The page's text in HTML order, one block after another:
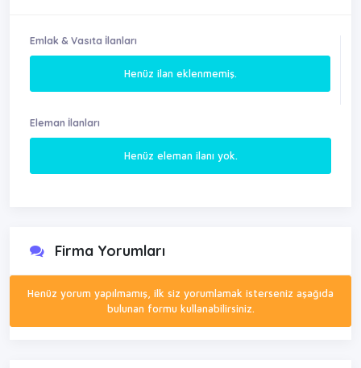
Emlak & Vasıta İlanları
Henüz ilan eklenmemiş.
Eleman İlanları
Henüz eleman ilanı yok.
Firma Yorumları
Henüz yorum yapılmamış, ilk siz yorumlamak isterseniz aşağıda
bulunan formu kullanabilirsiniz.